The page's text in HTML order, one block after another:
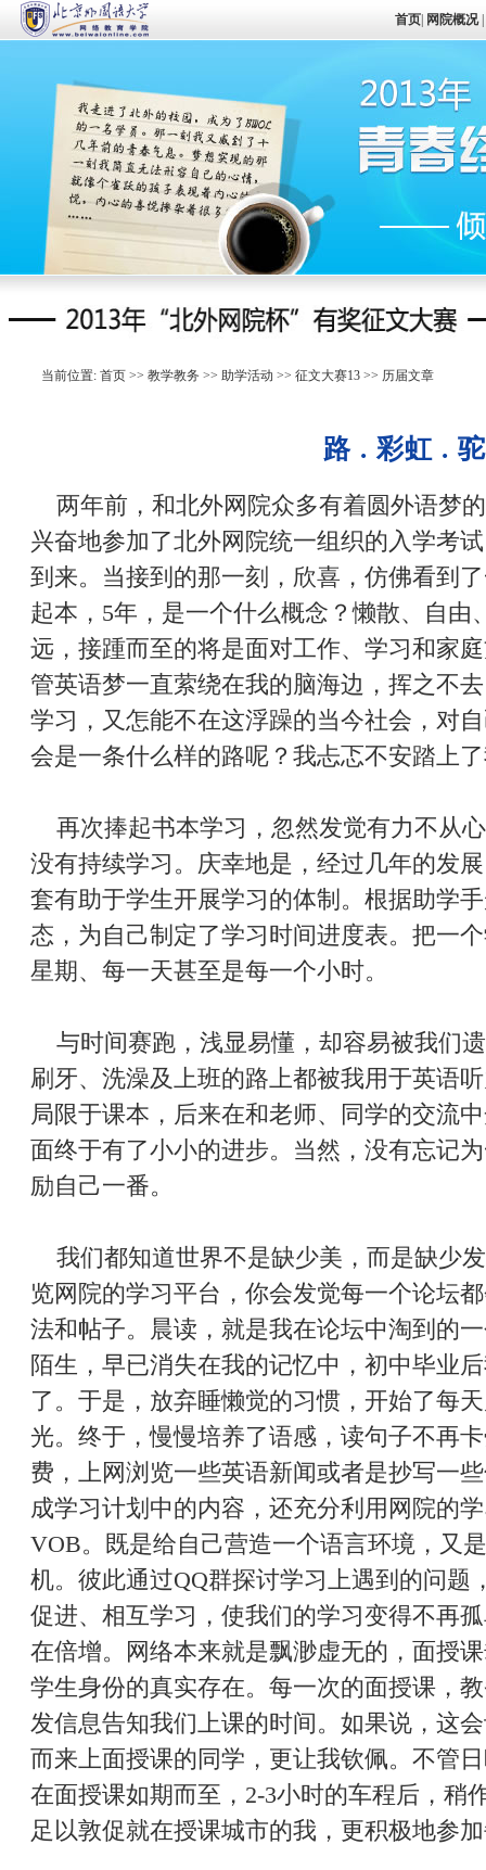
首页 网院概况|
当前位置: 首页 >> 教学教务 >> 助学活动 >> 征文大赛13 >> 历届文章
路 . 彩虹 . 驼
两年前，和北外网院众多有着圆外语梦
兴奋地参加了北外网院统一组织的入学考
到来。当接到的那一刻，欣喜，仿佛看到
起本，5年，是一个什么概念？懒散、自由
远，接踵而至的将是面对工作、学习和家
管英语梦一直萦绕在我的脑海边，挥之不
学习，又怎能不在这浮躁的当今社会，对
会是一条什么样的路呢？我忐忑不安踏上
再次捧起书本学习，忽然发觉有力不从
没有持续学习。庆幸地是，经过几年的发
套有助于学生开展学习的体制。根据助学
态，为自己制定了学习时间进度表。把一
星期、每一天甚至是每一个小时。
与时间赛跑，浅显易懂，却容易被我们
刷牙、洗澡及上班的路上都被我用于英语
局限于课本，后来在和老师、同学的交流
面终于有了小小的进步。当然，没有忘记
励自己一番。
我们都知道世界不是缺少美，而是缺少
览网院的学习平台，你会发觉每一个论坛
法和帖子。晨读，就是我在论坛中淘到的
陌生，早已消失在我的记忆中，初中毕业
了。于是，放弃睡懒觉的习惯，开始了每
光。终于，慢慢培养了语感，读句子不再
费，上网浏览一些英语新闻或者是抄写一
成学习计划中的内容，还充分利用网院的
VOB。既是给自己营造一个语言环境，又
机。彼此通过QQ群探讨学习上遇到的问题
促进、相互学习，使我们的学习变得不再
在倍增。网络本来就是飘渺虚无的，面授
学生身份的真实存在。每一次的面授课，
发信息告知我们上课的时间。如果说，这
而来上面授课的同学，更让我钦佩。不管
在面授课如期而至，2-3小时的车程后，稍
足以敦促就在授课城市的我，更积极地参